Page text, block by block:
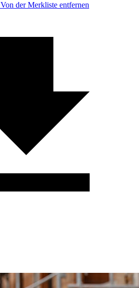
Von der Merkliste entfernen